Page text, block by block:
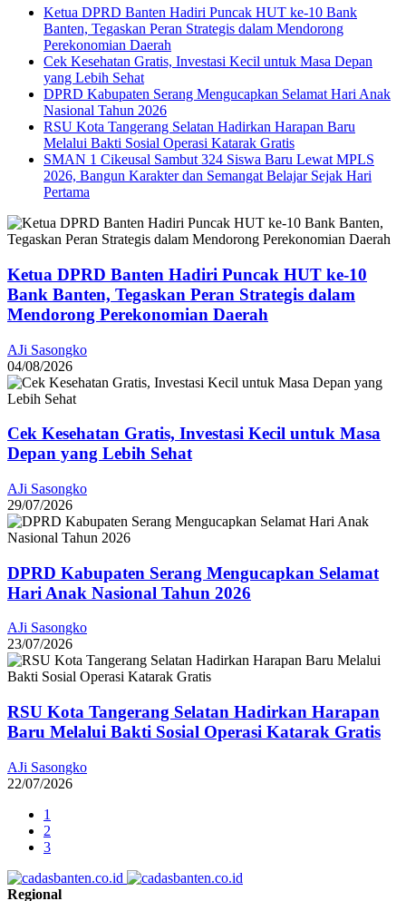
Ketua DPRD Banten Hadiri Puncak HUT ke-10 Bank
Banten, Tegaskan Peran Strategis dalam Mendorong
Perekonomian Daerah
Cek Kesehatan Gratis, Investasi Kecil untuk Masa Depan
yang Lebih Sehat
DPRD Kabupaten Serang Mengucapkan Selamat Hari Anak
Nasional Tahun 2026
RSU Kota Tangerang Selatan Hadirkan Harapan Baru
Melalui Bakti Sosial Operasi Katarak Gratis
SMAN 1 Cikeusal Sambut 324 Siswa Baru Lewat MPLS
2026, Bangun Karakter dan Semangat Belajar Sejak Hari
Pertama
Ketua DPRD Banten Hadiri Puncak HUT ke-10
Bank Banten, Tegaskan Peran Strategis dalam
Mendorong Perekonomian Daerah
AJi Sasongko
04/08/2026
Cek Kesehatan Gratis, Investasi Kecil untuk Masa
Depan yang Lebih Sehat
AJi Sasongko
29/07/2026
DPRD Kabupaten Serang Mengucapkan Selamat
Hari Anak Nasional Tahun 2026
AJi Sasongko
23/07/2026
RSU Kota Tangerang Selatan Hadirkan Harapan
Baru Melalui Bakti Sosial Operasi Katarak Gratis
AJi Sasongko
22/07/2026
1
2
3
Regional